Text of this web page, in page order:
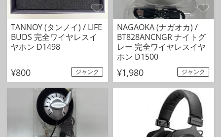
TANNOY (タンノイ) / LIFE
BUDS 完全ワイヤレスイ
ヤホン D1498
¥800 ジャンク
NAGAOKA (ナガオカ) /
BT828ANCNGR ナイトグ
レー 完全ワイヤレスイヤ
ホン D1500
¥1,980 ジャンク